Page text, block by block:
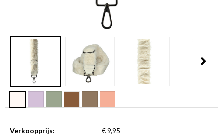
Verkoopprijs: € 9,95